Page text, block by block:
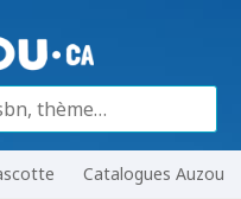
Catalogues Auzou